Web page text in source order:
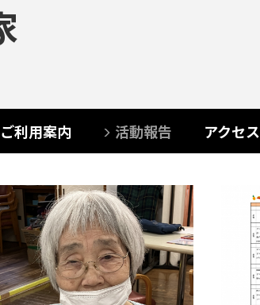
ご利用案内 活動報告 アクセス